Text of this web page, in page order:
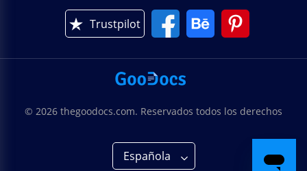
Trustpilot
© 2026 thegoodocs.com. Reservados todos los derechos
Española